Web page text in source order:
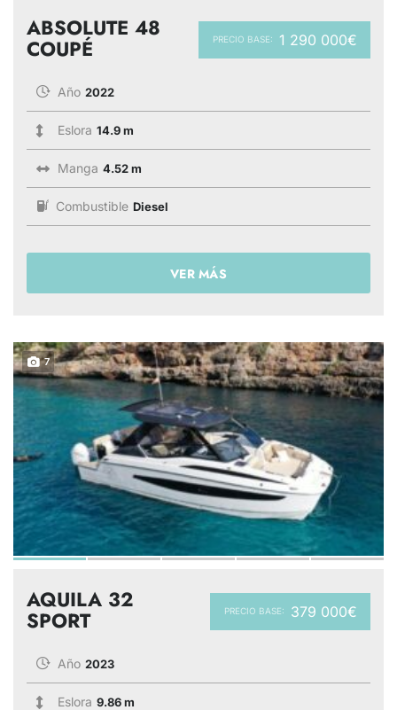
PRECIO BASE: 1 290 000€
ABSOLUTE 48
COUPÉ
Año 2022
Eslora 14.9 m
Manga 4.52 m
Combustible Diesel
VER MÁS
7
PRECIO BASE: 379 000€
AQUILA 32
SPORT
Año 2023
Eslora 9.86 m